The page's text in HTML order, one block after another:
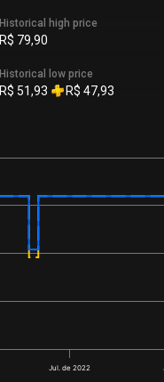
Historical high price
R$ 79,90
Historical low price
R$ 51,93 R$ 47,93
Jul. de 2022